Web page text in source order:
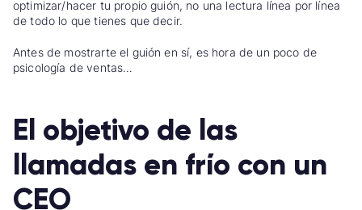
optimizar/hacer tu propio guión, no una lectura línea por línea
de todo lo que tienes que decir.
Antes de mostrarte el guión en sí, es hora de un poco de
psicología de ventas…
El objetivo de las
llamadas en frío con un
CEO